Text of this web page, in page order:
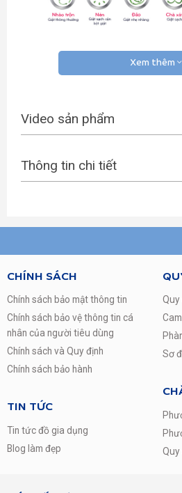
motionDD vừa giặt hiệu quả, vừa
khả năng điều khiển công suất &
phép máy giặt chăm sóc quần áo
bước giặt: Chà xát – Quay – Nhào
ĐỘNG CƠ DẪN ĐỘNG TRỰC
Động cơ dẫn động trực tiếp bền bỉ
– Khác với động cơ thường với
động cơ dẫn động trực tiếp của
lồng giặt.
– Tiết kiệm điện & nước, tăng độ
chi phí bảo trì.
– Giảm thiểu độ rung và tiếng ồn
động hơn.
Xem thêm
Video sản phẩm
Thông tin chi tiết
CHÍNH SÁCH
Chính sách bảo mật thông tin
Chính sách bảo vệ thông tin cá
nhân của người tiêu dùng
Chính sách và Quy định
Chính sách bảo hành
TIN TỨC
Tin tức đồ gia dụng
Blog làm đẹp
Quy
Sơ
Quy